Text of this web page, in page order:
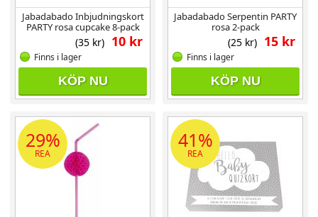
Jabadabado Inbjudningskort
PARTY rosa cupcake 8-pack
10 kr
(35 kr)
Finns i lager
KÖP NU
Jabadabado Serpentin PARTY
rosa 2-pack
15 kr
(25 kr)
Finns i lager
KÖP NU
29%
REA
41%
REA